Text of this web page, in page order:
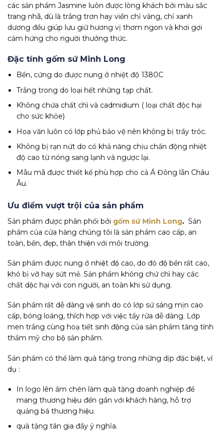
các sản phẩm Jasmine luôn được lòng khách bởi màu sắc
trang nhã, dù là trắng trơn hay viền chỉ vàng, chỉ xanh
dương đều giúp lưu giữ hương vị thơm ngon và khơi gợi
cảm hứng cho người thưởng thức.
Đặc tính gốm sứ Minh Long
Bền, cứng do được nung ở nhiệt độ 1380C
Trắng trong do loại hết những tạp chất.
Không chứa chất chì và cadmidium ( loại chất độc hại
cho sức khỏe)
Hoa văn luôn có lớp phủ bảo vệ nên không bị trầy tróc.
Không bị rạn nứt do có khả năng chịu chấn động nhiệt
độ cao từ nóng sang lạnh và ngược lại.
Mẫu mã được thiết kế phù hợp cho cả Á Đông lẫn Châu
Âu.
Ưu điểm vượt trội của sản phẩm
Sản phẩm được phân phối bởi gốm sứ Minh Long. Sản
phẩm của cửa hàng chúng tôi là sản phẩm cao cấp, an
toàn, bền, đẹp, thân thiện với môi trường.
Sản phẩm được nung ở nhiệt độ cao, do đó độ bền rất cao,
khó bị vỡ hay sứt mẻ. Sản phẩm không chứ chì hay các
chất dộc hại với con người, an toàn khi sử dụng.
Sản phẩm rất dễ dàng vệ sinh do có lớp sứ sáng mịn cao
cấp, bóng loáng, thích hợp với việc tẩy rửa dễ dàng. Lớp
men trắng cùng hoạ tiết sinh động của sản phẩm tăng tính
thẩm mỹ cho bộ sản phẩm.
Sản phẩm có thể làm quà tặng trong những dịp đặc biệt, ví
dụ :
In logo lên ấm chén làm quà tặng doanh nghiệp để
mang thương hiệu đến gần với khách hàng, hỗ trợ
quảng bá thương hiệu.
quà tặng tân gia đầy ý nghĩa.